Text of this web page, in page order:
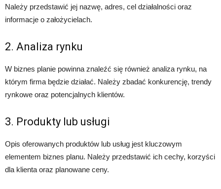
Należy przedstawić jej nazwę, adres, cel działalności oraz
informacje o założycielach.
2. Analiza rynku
W biznes planie powinna znaleźć się również analiza rynku, na
którym firma będzie działać. Należy zbadać konkurencję, trendy
rynkowe oraz potencjalnych klientów.
3. Produkty lub usługi
Opis oferowanych produktów lub usług jest kluczowym
elementem biznes planu. Należy przedstawić ich cechy, korzyści
dla klienta oraz planowane ceny.